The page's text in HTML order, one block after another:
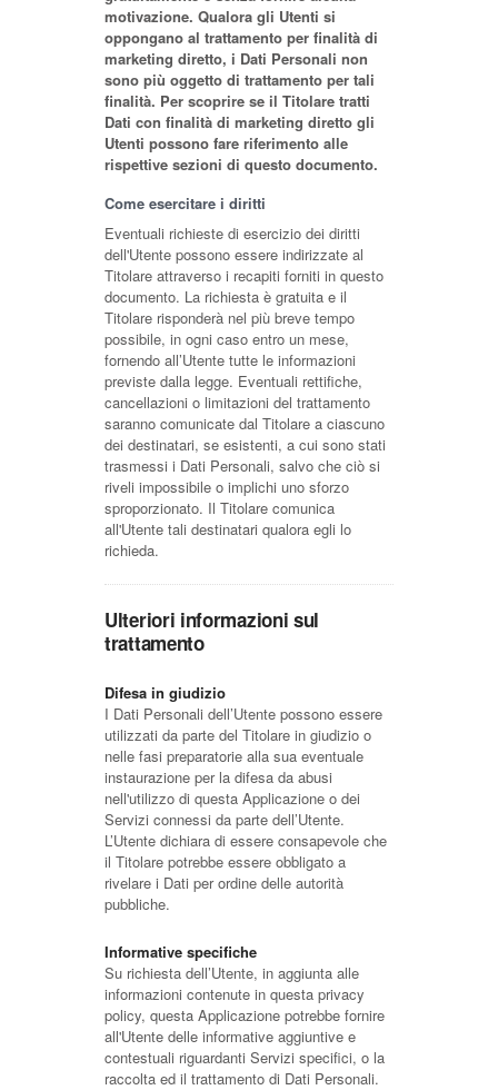
motivazione. Qualora gli Utenti si
oppongano al trattamento per finalità di
marketing diretto, i Dati Personali non
sono più oggetto di trattamento per tali
finalità. Per scoprire se il Titolare tratti
Dati con finalità di marketing diretto gli
Utenti possono fare riferimento alle
rispettive sezioni di questo documento.
Come esercitare i diritti
Eventuali richieste di esercizio dei diritti
dell'Utente possono essere indirizzate al
Titolare attraverso i recapiti forniti in questo
documento. La richiesta è gratuita e il
Titolare risponderà nel più breve tempo
possibile, in ogni caso entro un mese,
fornendo all’Utente tutte le informazioni
previste dalla legge. Eventuali rettifiche,
cancellazioni o limitazioni del trattamento
saranno comunicate dal Titolare a ciascuno
dei destinatari, se esistenti, a cui sono stati
trasmessi i Dati Personali, salvo che ciò si
riveli impossibile o implichi uno sforzo
sproporzionato. Il Titolare comunica
all'Utente tali destinatari qualora egli lo
richieda.
Ulteriori informazioni sul
trattamento
Difesa in giudizio
I Dati Personali dell’Utente possono essere
utilizzati da parte del Titolare in giudizio o
nelle fasi preparatorie alla sua eventuale
instaurazione per la difesa da abusi
nell'utilizzo di questa Applicazione o dei
Servizi connessi da parte dell’Utente.
L’Utente dichiara di essere consapevole che
il Titolare potrebbe essere obbligato a
rivelare i Dati per ordine delle autorità
pubbliche.
Informative specifiche
Su richiesta dell’Utente, in aggiunta alle
informazioni contenute in questa privacy
policy, questa Applicazione potrebbe fornire
all'Utente delle informative aggiuntive e
contestuali riguardanti Servizi specifici, o la
raccolta ed il trattamento di Dati Personali.